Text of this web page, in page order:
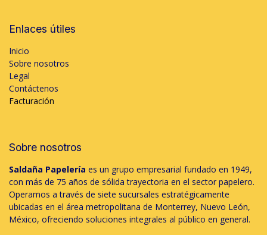
Enlaces útiles
Inicio
Sobre nosotros
Legal
Contáctenos
Facturación
Sobre nosotros
Saldaña Papelería es un grupo empresarial fundado en 1949,
con más de 75 años de sólida trayectoria en el sector papelero.
Operamos a través de siete sucursales estratégicamente
ubicadas en el área metropolitana de Monterrey, Nuevo León,
México, ofreciendo soluciones integrales al público en general.